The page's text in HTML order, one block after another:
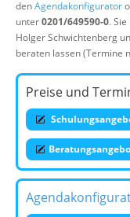
denAgendakonfigurator
unter0201/649590-0.
Holger Schwichtenberg
beraten lassen (Termine
Preise und